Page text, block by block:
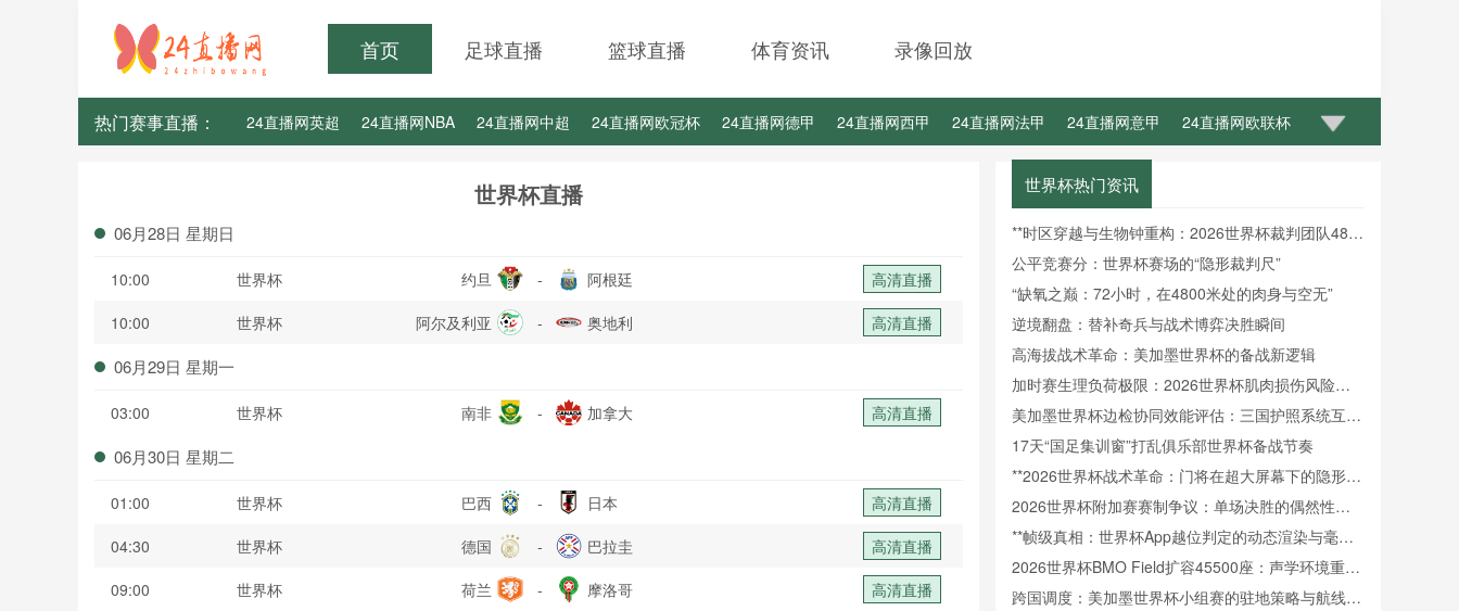
首页 足球直播 篮球直播 体育资讯 录像回放
热门赛事直播： 24直播网英超 24直播网NBA 24直播网中超 24直播网欧冠杯 24直播网德甲 24直播网西甲 24直播网法甲 24直播网意甲 24直播网欧联杯
世界杯直播
06月28日 星期日
10:00 世界杯 约旦 - 阿根廷
高清直播
10:00
世界杯 阿尔及利亚 - 奥地利 高清直播
06月29日 星期一
03:00 世界杯 南非 - 加拿大 高清直播
06月30日 星期二
01:00 世界杯 巴西 - 日本
高清直播
04:30
世界杯 德国 - 巴拉圭
高清直播
09:00
世界杯 荷兰 - 摩洛哥 高清直播
世界杯热门资讯
**时区穿越与生物钟重构：2026世界杯裁判团队48小
时昼夜节律调控机制研究**
公平竞赛分：世界杯赛场的“隐形裁判尺”
“缺氧之巅：72小时，在4800米处的肉身与空无”
逆境翻盘：替补奇兵与战术博弈决胜瞬间
高海拔战术革命：美加墨世界杯的备战新逻辑
加时赛生理负荷极限：2026世界杯肌肉损伤风险的
动态概率预测
美加墨世界杯边检协同效能评估：三国护照系统互操
作性障碍与通关效率提升瓶颈
17天“国足集训窗”打乱俱乐部世界杯备战节奏
**2026世界杯战术革命：门将在超大屏幕下的隐形战
场**
2026世界杯附加赛赛制争议：单场决胜的偶然性与
主客场制的公平性权衡
**帧级真相：世界杯App越位判定的动态渲染与毫秒
级动画逻辑全解析**
2026世界杯BMO Field扩容45500座：声学环境重塑
与观赛沉浸体验的技术解构
跨国调度：美加墨世界杯小组赛的驻地策略与航线效